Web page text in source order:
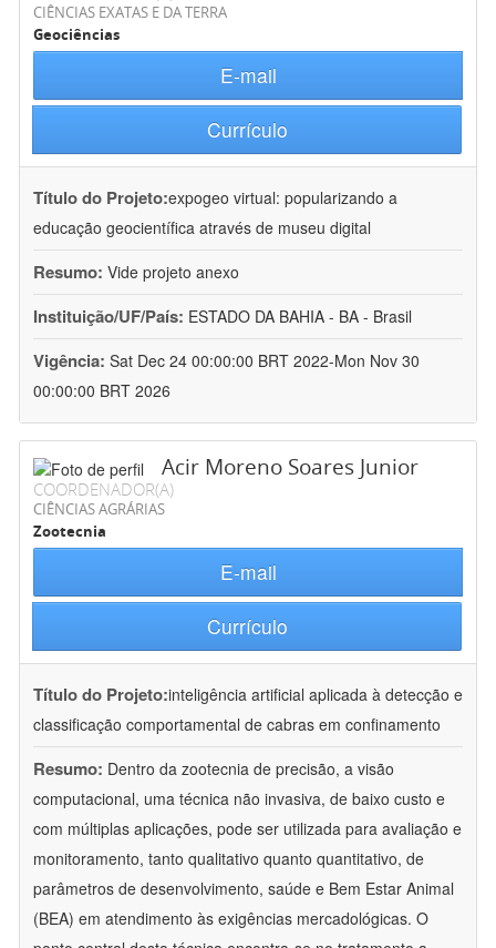
CIÊNCIAS EXATAS E DA TERRA
Geociências
E-mail
Currículo
Título do Projeto:expogeo virtual: popularizando a
educação geocientífica através de museu digital
Resumo: Vide projeto anexo
Instituição/UF/País: ESTADO DA BAHIA - BA - Brasil
Vigência: Sat Dec 24 00:00:00 BRT 2022-Mon Nov 30
00:00:00 BRT 2026
Acir Moreno Soares Junior
COORDENADOR(A)
CIÊNCIAS AGRÁRIAS
Zootecnia
E-mail
Currículo
Título do Projeto:inteligência artificial aplicada à detecção e
classificação comportamental de cabras em confinamento
Resumo: Dentro da zootecnia de precisão, a visão
computacional, uma técnica não invasiva, de baixo custo e
com múltiplas aplicações, pode ser utilizada para avaliação e
monitoramento, tanto qualitativo quanto quantitativo, de
parâmetros de desenvolvimento, saúde e Bem Estar Animal
(BEA) em atendimento às exigências mercadológicas. O